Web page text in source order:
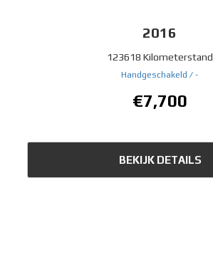
2016
123618 Kilometerstand
Handgeschakeld / -
€7,700
BEKIJK DETAILS